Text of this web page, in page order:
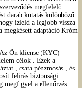
megfelelő
darab kutatás különböző
ízleld a legjobb vissza
megkésett adaptáció Króm
Ön kliense (KYC)
célok . Ezek a
, csata pénzmosás , és
felírás biztonsági
megfigyel a ellenőrzés